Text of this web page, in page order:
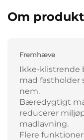
Om
Fremhæve
Ikke-klistrende
mad fastholder
nem.
Bæredygtigt
reducerer
madlavning.
Flere